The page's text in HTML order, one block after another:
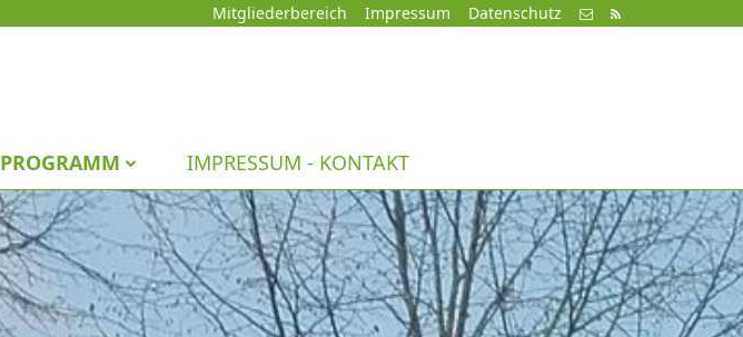
Mitgliederbereich Impressum Datenschutz
PROGRAMM IMPRESSUM - KONTAKT